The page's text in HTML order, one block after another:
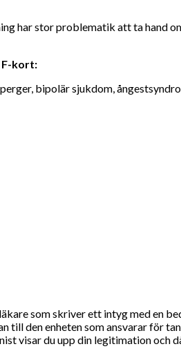
har stor problematik att ta hand
F-kort:
bipolär sjukdom,
som skriver ett intyg med en
till den enheten som ansvarar för
visar du upp din legitimation och